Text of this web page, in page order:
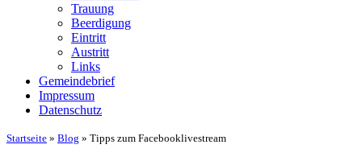
Trauung
Beerdigung
Eintritt
Austritt
Links
Gemeindebrief
Impressum
Datenschutz
Startseite » Blog » Tipps zum Facebooklivestream